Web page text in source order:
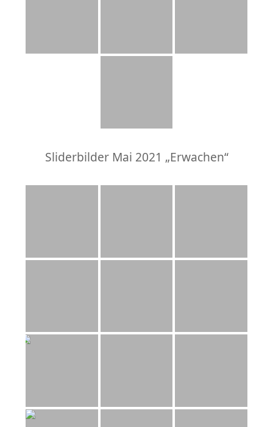
Sliderbilder Mai 2021 „Erwachen“